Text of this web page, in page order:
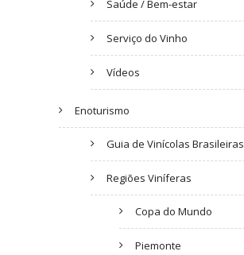
Saúde / Bem-estar
Serviço do Vinho
Vídeos
Enoturismo
Guia de Vinícolas Brasileiras
Regiões Viníferas
Copa do Mundo
Piemonte